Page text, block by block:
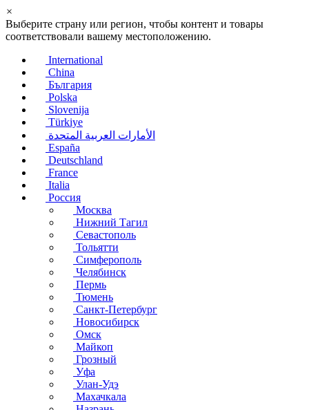
×
Выберите страну или регион, чтобы контент и товары
соответствовали вашему местоположению.
International
China
България
Polska
Slovenija
Türkiye
الأمارات العربية المتحدة
España
Deutschland
France
Italia
Россия
Москва
Нижний Тагил
Севастополь
Тольятти
Симферополь
Челябинск
Пермь
Тюмень
Санкт-Петербург
Новосибирск
Омск
Майкоп
Грозный
Уфа
Улан-Удэ
Махачкала